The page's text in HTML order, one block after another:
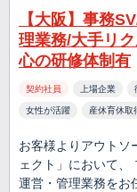
【大阪】事務
理業務/大手リ
心の研修体制有
契約社員 上場企業
女性が活躍 産休育休取
お客様よりアウトソ
ェクト」において、
運営・管理業務を